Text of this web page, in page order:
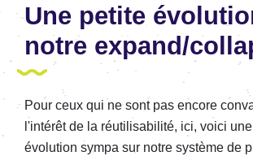
Une petite
notre expand/
Pour ceux qui ne sont pas encore
l'intérêt de la réutilisabilité, ici, voici
évolution sympa sur notre système de